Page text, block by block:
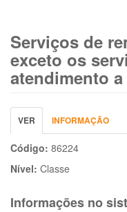
Serviços de
exceto os
atendimento
Abas
primárias
VER (ABA
ATIVA)
INFORMAÇÃO
Código: 86224
Nível: Classe
Informações no